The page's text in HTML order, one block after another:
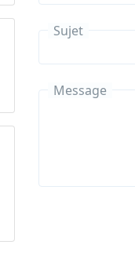
Sujet
Message